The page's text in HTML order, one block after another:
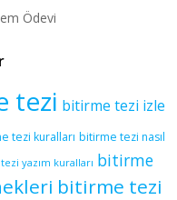
Ödevi
tezi bitirme tezi izle
tezi kuralları bitirme tezi nasıl
yazım kuralları bitirme
bitirme tezi